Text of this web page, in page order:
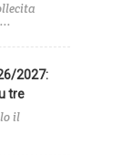
2027:
tre
il